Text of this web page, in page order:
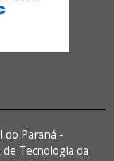
do Paraná -
Tecnologia da